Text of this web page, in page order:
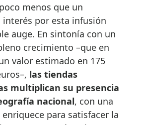
menos que un
interés por esta infusión
auge. En sintonía con un
crecimiento –que en
valor estimado en 175
las tiendas
multiplican su presencia
nacional, con una
para satisfacer la